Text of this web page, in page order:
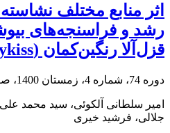
اثر منابع مختلف
رشد و فراسنجه‌های
قزل‌آلا رنگین‌کمان (Oncorhynchus mykiss)
دوره 74، شماره 4، زمستان 1400، صفحه
امیر سلطانی آلکوئی، سید محمد
جلالی، فرشید خیری